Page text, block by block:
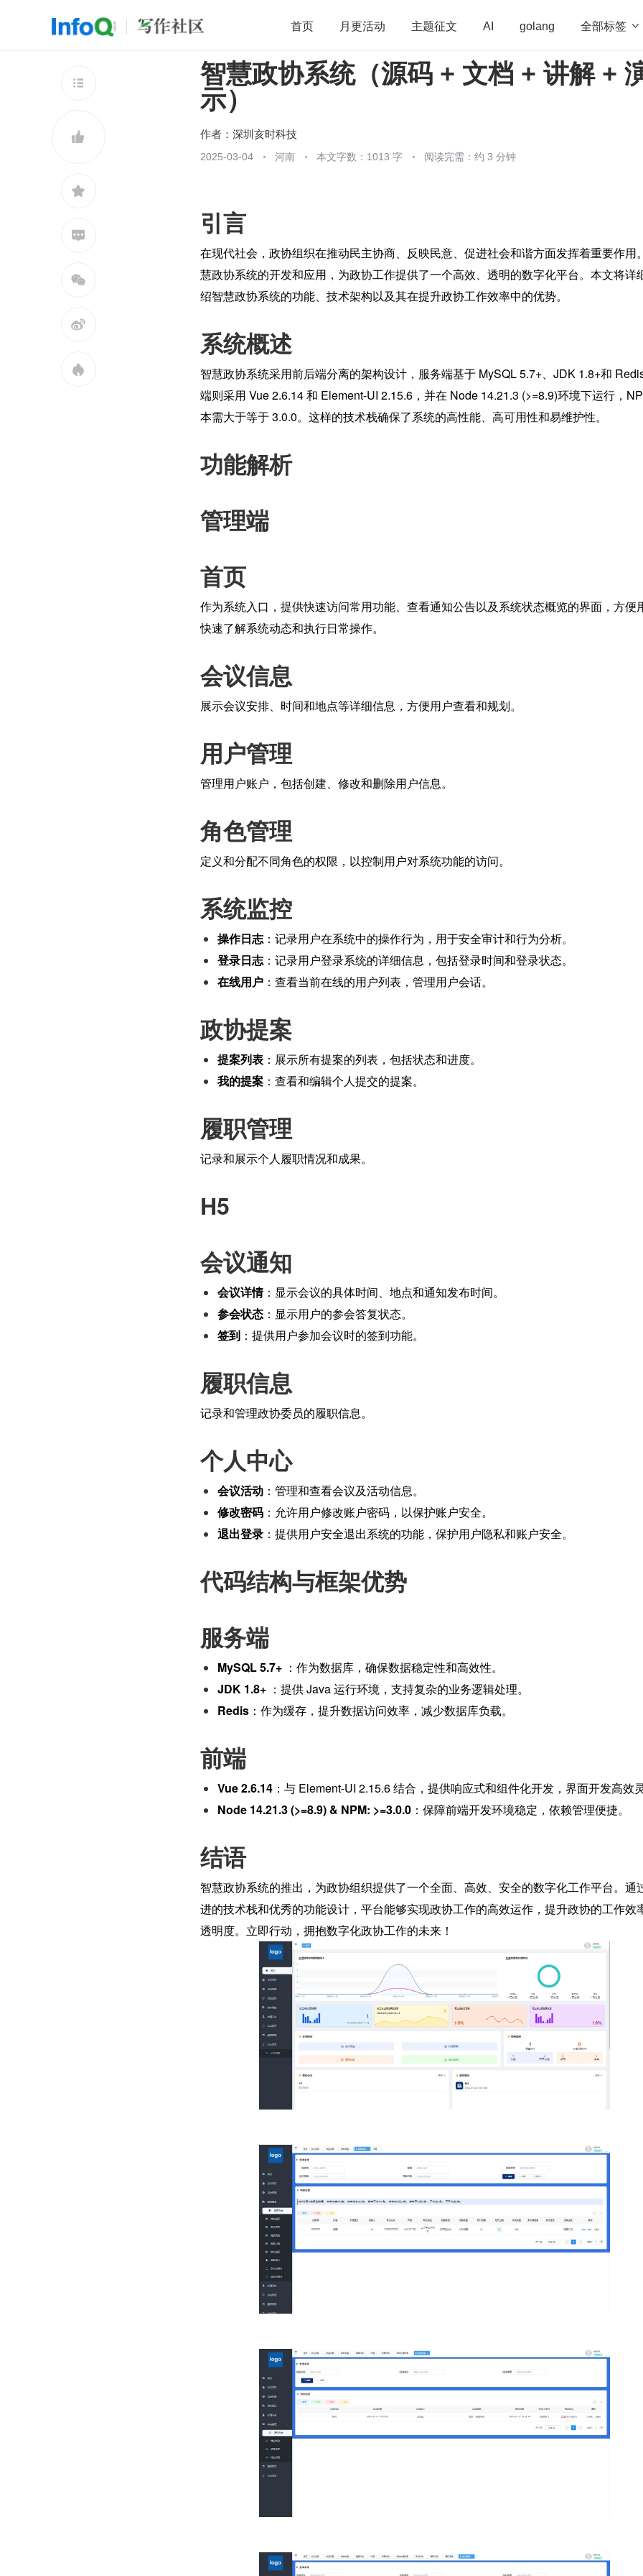
首页 月更活动 主题征文 AI golang 全部标签 
开源 架构 OpenHarmony 算法 学习方法 Web3.0 高
团队管理
查看更多







智慧政协系统（源码 + 文档 + 讲解 +
示）
作者： 深圳亥时科技
2025-03-04 河南 本文字数：1013 字 阅读完需：约 3 分钟
引言
在现代社会，政协组织在推动民主协商、反映民意、促进社会和谐方面发挥着重要作用
慧政协系统的开发和应用，为政协工作提供了一个高效、透明的数字化平台。本文将详
绍智慧政协系统的功能、技术架构以及其在提升政协工作效率中的优势。
系统概述
智慧政协系统采用前后端分离的架构设计，服务端基于 MySQL 5.7+、JDK 1.8+和
端则采用 Vue 2.6.14 和 Element-UI 2.15.6，并在 Node 14.21.3 (>=8.9)环境下运行，
本需大于等于 3.0.0。这样的技术栈确保了系统的高性能、高可用性和易维护性。
功能解析
管理端
首页
作为系统入口，提供快速访问常用功能、查看通知公告以及系统状态概览的界面，方便
快速了解系统动态和执行日常操作。
会议信息
展示会议安排、时间和地点等详细信息，方便用户查看和规划。
用户管理
管理用户账户，包括创建、修改和删除用户信息。
角色管理
定义和分配不同角色的权限，以控制用户对系统功能的访问。
系统监控
操作日志：记录用户在系统中的操作行为，用于安全审计和行为分析。
登录日志：记录用户登录系统的详细信息，包括登录时间和登录状态。
在线用户 ：查看当前在线的用户列表，管理用户会话。
政协提案
提案列表 ：展示所有提案的列表，包括状态和进度。
我的提案 ：查看和编辑个人提交的提案。
履职管理
记录和展示个人履职情况和成果。
H5
会议通知
会议详情：显示会议的具体时间、地点和通知发布时间。
参会状态 ：显示用户的参会答复状态。
签到 ：提供用户参加会议时的签到功能。
履职信息
记录和管理政协委员的履职信息。
个人中心
会议活动 ：管理和查看会议及活动信息。
修改密码 ：允许用户修改账户密码，以保护账户安全。
退出登录 ：提供用户安全退出系统的功能，保护用户隐私和账户安全。
代码结构与框架优势
服务端
MySQL 5.7+ ：作为数据库，确保数据稳定性和高效性。
JDK 1.8+ ：提供 Java 运行环境，支持复杂的业务逻辑处理。
Redis ：作为缓存，提升数据访问效率，减少数据库负载。
前端
Vue 2.6.14 ：与 Element-UI 2.15.6 结合，提供响应式和组件化开发，界面开发高效灵
Node 14.21.3 (>=8.9) & NPM: >=3.0.0 ：保障前端开发环境稳定，依赖管理便捷。
结语
智慧政协系统的推出，为政协组织提供了一个全面、高效、安全的数字化工作平台。通
进的技术栈和优秀的功能设计，平台能够实现政协工作的高效运作，提升政协的工作效
透明度。立即行动，拥抱数字化政协工作的未来！